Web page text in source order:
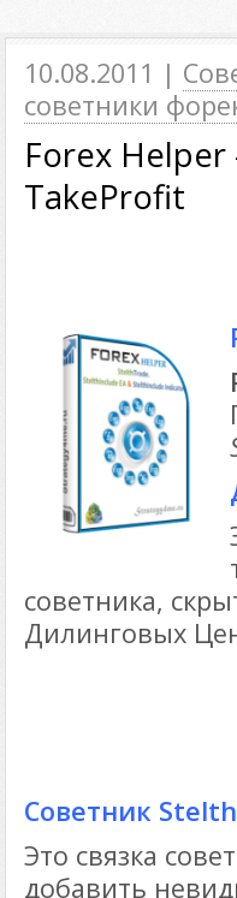
10.08.2011 |
советники
Forex
TakeProfit
советника,
Дилинговых
Советник
Это связка
добавить